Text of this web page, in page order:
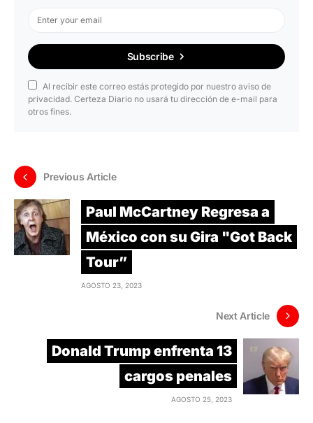
Subscribe
Al recibir este correo estás protegido por nuestro aviso de
privacidad. Certeza Diario no usará tu dirección de e-mail para
otros fines.
Previous Article
Paul McCartney Regresa a
México con su Gira "Got Back
Tour”
AGOSTO 23, 2023
Next Article
Donald Trump enfrenta 13
cargos penales
AGOSTO 25, 2023